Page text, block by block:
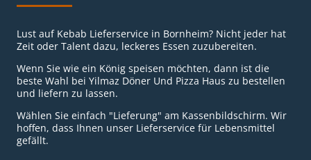
Lust auf Kebab Lieferservice in Bornheim? Nicht jeder hat
Zeit oder Talent dazu, leckeres Essen zuzubereiten.
Wenn Sie wie ein König speisen möchten, dann ist die
beste Wahl bei Yilmaz Döner Und Pizza Haus zu bestellen
und liefern zu lassen.
Wählen Sie einfach "Lieferung" am Kassenbildschirm. Wir
hoffen, dass Ihnen unser Lieferservice für Lebensmittel
gefällt.